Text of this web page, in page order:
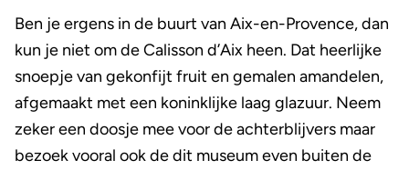
Ben je ergens in de buurt van Aix-en-Provence, dan
kun je niet om de Calisson d’Aix heen. Dat heerlijke
snoepje van gekonfijt fruit en gemalen amandelen,
afgemaakt met een koninklijke laag glazuur. Neem
zeker een doosje mee voor de achterblijvers maar
bezoek vooral ook de dit museum even buiten de